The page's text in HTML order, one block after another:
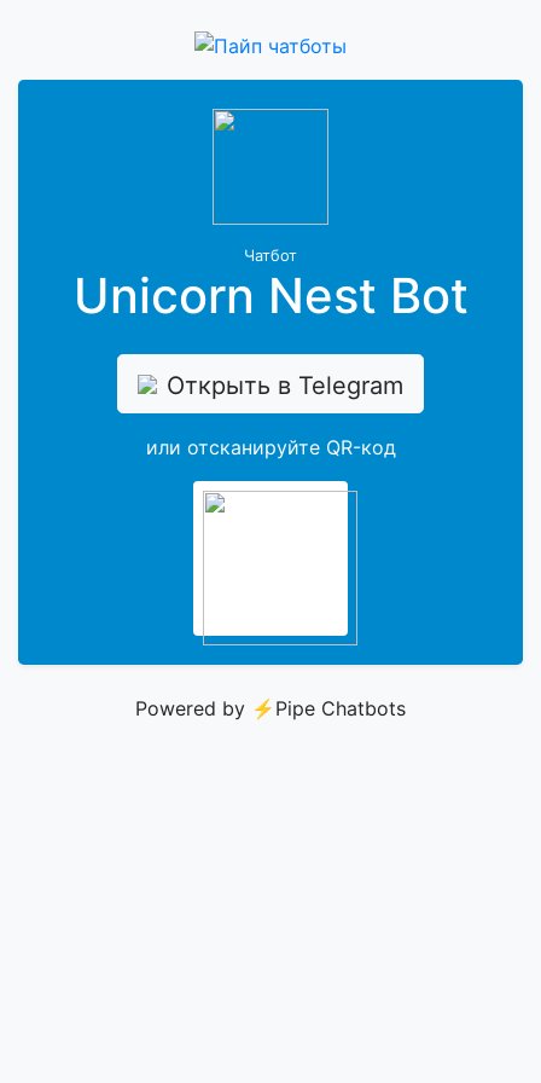
Чатбот
Unicorn Nest Bot
Открыть в Telegram
или отсканируйте QR-код
Powered by ⚡️ Pipe Chatbots